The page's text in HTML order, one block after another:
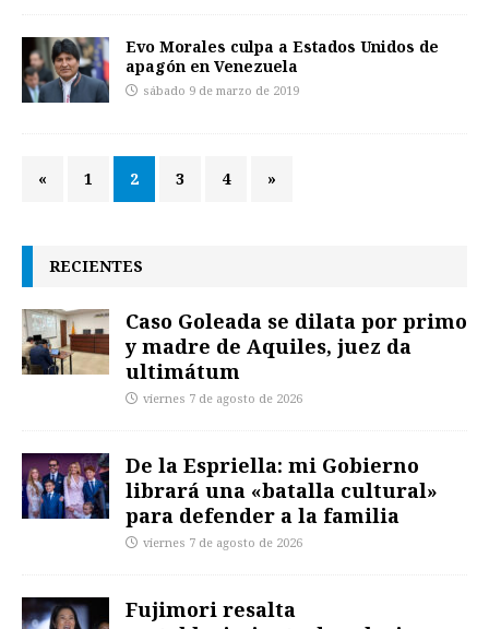
Evo Morales culpa a Estados Unidos de
apagón en Venezuela
sábado 9 de marzo de 2019
« 1 2 3 4 »
RECIENTES
Caso Goleada se dilata por primo
y madre de Aquiles, juez da
ultimátum
viernes 7 de agosto de 2026
De la Espriella: mi Gobierno
librará una «batalla cultural»
para defender a la familia
viernes 7 de agosto de 2026
Fujimori resalta